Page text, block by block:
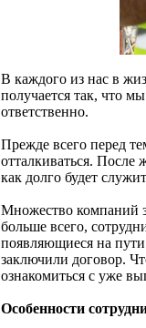
В каждого из нас в
получается так, что
ответственно.
Прежде всего перед
отталкиваться. После
как долго будет
Множество компаний
больше всего,
появляющиеся на пути
заключили договор.
ознакомиться с уже
Особенности